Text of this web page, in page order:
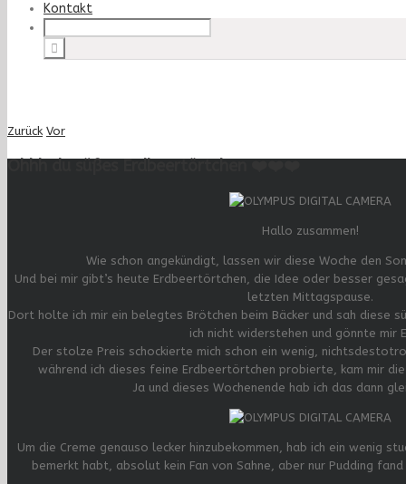
Kontakt
Zurück Vor
Hallo zusammen!
Wie schon angekündigt, lassen wir diese Woche den
Und bei mir gibt’s heute Erdbeertörtchen, die Idee oder besser
letzten Mittagspause.
Dort holte ich mir ein belegtes Brötchen beim Bäcker und sah diese
ich nicht widerstehen und gönnte mir
Der stolze Preis schockierte mich schon ein wenig,
während ich dieses feine Erdbeertörtchen probierte, kam mir
Ja und dieses Wochenende hab ich das dann
Um die Creme genauso lecker hinzubekommen, hab ich ein wenig
bemerkt habt, absolut kein Fan von Sahne, aber nur Pudding